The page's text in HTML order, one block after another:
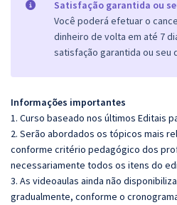
Satisfação garantida ou
Você poderá efetuar o
dinheiro de volta em até 7
satisfação garantida ou seu
Informações importantes
1. Curso baseado nos últimos Editais
2. Serão abordados os tópicos mais
conforme critério pedagógico dos
necessariamente todos os itens do
3. As videoaulas ainda não
gradualmente, conforme o